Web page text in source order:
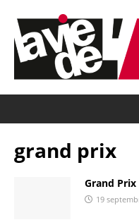
grand prix
Grand
19